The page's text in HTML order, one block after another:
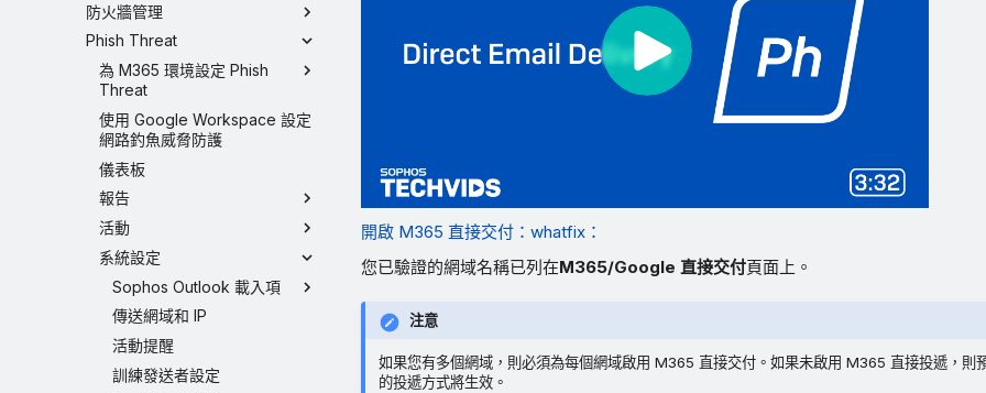
防火牆管理
Phish Threat
為 M365 環境設定 Phish
Threat
使用 Google Workspace 設定
網路釣魚威脅防護
儀表板
報告
活動
系統設定
Sophos Outlook 載入項
傳送網域和 IP
活動提醒
訓練發送者設定
開啟 M365 直接交付：whatfix：
您已驗證的網域名稱已列在M365/Google 直接交付頁面上。
注意
如果您有多個網域，則必須為每個網域啟用 M365 直接交付。如果未啟用 M365 直接投遞，則
的投遞方式將生效。